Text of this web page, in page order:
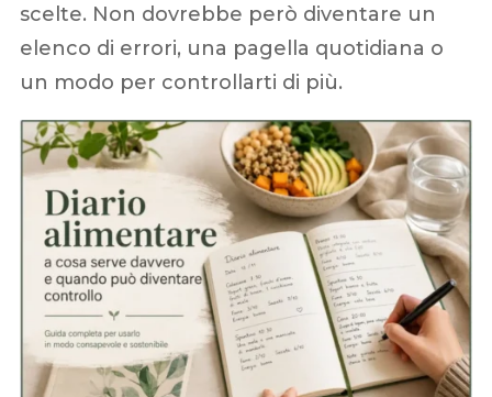
scelte. Non dovrebbe però diventare un
elenco di errori, una pagella quotidiana o
un modo per controllarti di più.